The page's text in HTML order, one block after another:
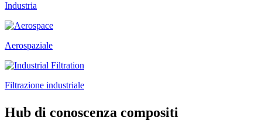
Industria
Aerospaziale
Filtrazione industriale
Hub di conoscenza compositi